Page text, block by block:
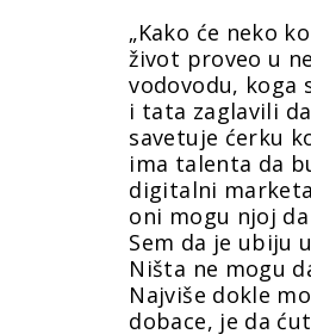
„Kako će neko
život proveo u
vodovodu, koga
i tata zaglavili da
savetuje ćerku
ima talenta da
digitalni
oni mogu njoj da
Sem da je ubiju
Ništa ne mogu
Najviše dokle
dobace, je da